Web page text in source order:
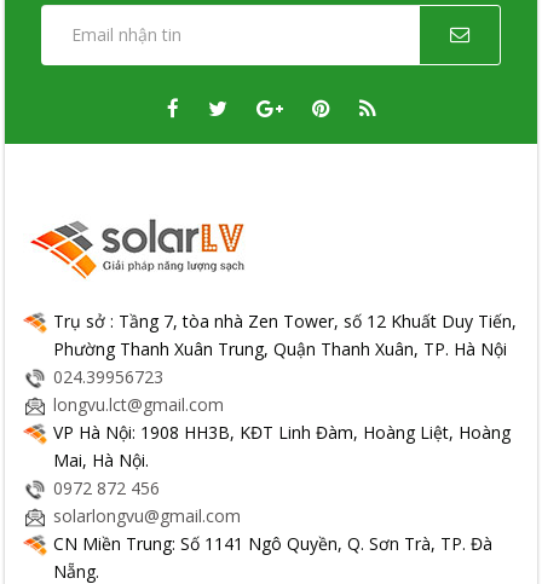
Trụ sở : Tầng 7, tòa nhà Zen Tower, số 12 Khuất Duy Tiến,
Phường Thanh Xuân Trung, Quận Thanh Xuân, TP. Hà Nội
024.39956723
longvu.lct@gmail.com
VP Hà Nội: 1908 HH3B, KĐT Linh Đàm, Hoàng Liệt, Hoàng
Mai, Hà Nội.
0972 872 456
solarlongvu@gmail.com
CN Miền Trung: Số 1141 Ngô Quyền, Q. Sơn Trà, TP. Đà
Nẵng.